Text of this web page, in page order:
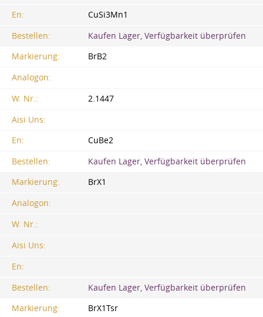
En:
CuSi3Mn1
Bestellen:
Kaufen Lager, Verfügbarkeit überprüfen
Markierung:
BrB2
Analogon:
W. Nr.:
2.1447
Aisi Uns:
En:
CuBe2
Bestellen:
Kaufen Lager, Verfügbarkeit überprüfen
Markierung:
BrX1
Analogon:
W. Nr.:
Aisi Uns:
En:
Bestellen:
Kaufen Lager, Verfügbarkeit überprüfen
Markierung:
BrX1Tsr